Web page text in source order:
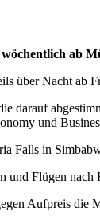
ab
über Nacht ab
darauf
und
Falls in
Flügen
Aufpreis die